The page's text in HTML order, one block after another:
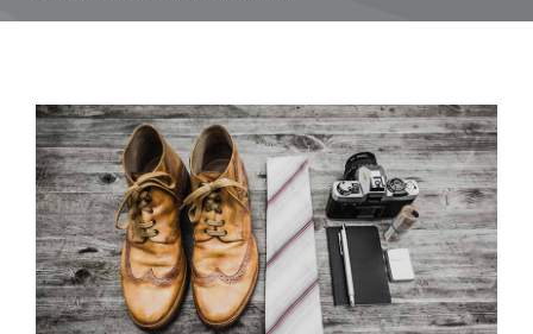
Produtos
Sobre nós
Contato